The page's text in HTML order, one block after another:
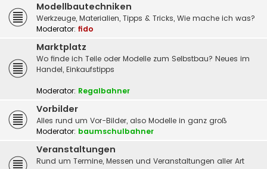
Modellbautechniken
Werkzeuge, Materialien, Tipps & Tricks, Wie mache ich was?
Moderator: fido
Marktplatz
Wo finde ich Teile oder Modelle zum Selbstbau? Neues im
Handel, Einkaufstipps
Moderator: Regalbahner
Vorbilder
Alles rund um Vor-Bilder, also Modelle in ganz groß
Moderator: baumschulbahner
Veranstaltungen
Rund um Termine, Messen und Veranstaltungen aller Art